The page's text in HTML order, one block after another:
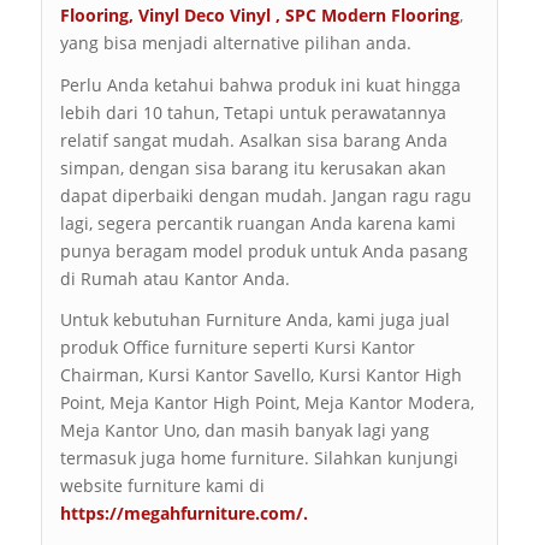
Flooring, Vinyl Deco Vinyl, SPC Modern Flooring,
yang bisa menjadi alternative pilihan anda.
Perlu Anda ketahui bahwa produk ini kuat hingga
lebih dari 10 tahun, Tetapi untuk perawatannya
relatif sangat mudah. Asalkan sisa barang Anda
simpan, dengan sisa barang itu kerusakan akan
dapat diperbaiki dengan mudah. Jangan ragu ragu
lagi, segera percantik ruangan Anda karena kami
punya beragam model produk untuk Anda pasang
di Rumah atau Kantor Anda.
Untuk kebutuhan Furniture Anda, kami juga jual
produk Office furniture seperti Kursi Kantor
Chairman, Kursi Kantor Savello, Kursi Kantor High
Point, Meja Kantor High Point, Meja Kantor Modera,
Meja Kantor Uno, dan masih banyak lagi yang
termasuk juga home furniture. Silahkan kunjungi
website furniture kami di
https://megahfurniture.com/.